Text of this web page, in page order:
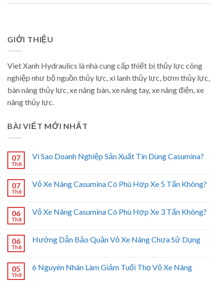
GIỚI THIỆU
Viet Xanh Hydraulics là nhà cung cấp thiết bị thủy lực công
nghiệp như bộ nguồn thủy lực, xi lanh thủy lực, bơm thủy lực,
bàn nâng thủy lực, xe nâng bàn, xe nâng tay, xe nâng điện, xe
nâng thủy lực.
BÀI VIẾT MỚI NHẤT
07
Th8
Vì Sao Doanh Nghiệp Sản Xuất Tin Dùng Casumina?
07
Th8
Vỏ Xe Nâng Casumina Có Phù Hợp Xe 5 Tấn Không?
06
Th8
Vỏ Xe Nâng Casumina Có Phù Hợp Xe 3 Tấn Không?
06
Th8
Hướng Dẫn Bảo Quản Vỏ Xe Nâng Chưa Sử Dụng
05
Th8
6 Nguyên Nhân Làm Giảm Tuổi Thọ Vỏ Xe Nâng